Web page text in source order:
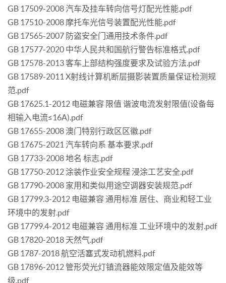
GB 17509-2008 汽车及挂车转向信号灯配光性能.pdf
GB 17510-2008 摩托车光信号装置配光性能.pdf
GB 17565-2007 防盗安全门通用技术条件.pdf
GB 17577-2020 中华人民共和国航行警告标准格式.pdf
GB 17578-2013 客车上部结构强度要求及试验方法.pdf
GB 17589-2011 X射线计算机断层摄影装置质量保证检测规
范.pdf
GB 17625.1-2012 电磁兼容 限值 谐波电流发射限值(设备每
相输入电流≤16A).pdf
GB 17655-2008 澳门特别行政区区徽.pdf
GB 17675-2021 汽车转向系 基本要求.pdf
GB 17733-2008 地名 标志.pdf
GB 17750-2012 涂装作业安全规程 浸涂工艺安全.pdf
GB 17790-2008 家用和类似用途空调器安装规范.pdf
GB 17799.3-2012 电磁兼容 通用标准 居住、商业和轻工业
环境中的发射.pdf
GB 17799.4-2012 电磁兼容 通用标准 工业环境中的发射.pdf
GB 17820-2018 天然气.pdf
GB 1787-2018 航空活塞式发动机燃料.pdf
GB 17896-2012 管形荧光灯镇流器能效限定值及能效等
级.pdf